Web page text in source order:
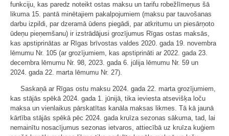
funkciju, kas paredz noteikt ostas maksu un tarifu robežlīmeņus šā
likuma 15. pantā minētajiem pakalpojumiem (maksu par tauvošanas
darbu izpildi, par dzeramā ūdens piegādi, par atkritumu un piesārņoto
ūdeņu pieņemšanu) ir izstrādājusi grozījumus Rīgas ostas maksās,
kas apstiprinātas ar Rīgas brīvostas valdes 2020. gada 19. novembra
lēmumu Nr. 105 (ar grozījumiem, kas apstiprināti ar 2022. gada 23.
decembra lēmumu Nr. 98, 2023. gada 6. jūlija lēmumu Nr. 59 un
2024. gada 22. marta lēmumu Nr. 27).
Saskaņā ar Rīgas ostu maksu 2024. gada 22. marta grozījumiem,
kas stājās spēkā 2024. gada 1. jūnijā, tika ieviesta atsevišķa loču
maksa un vienlaikus pārskatītas kanāla maksas likmes. Tā kā jaunā
kārtība stājās spēkā pēc 2024. gada kruīza sezonas sākuma, tad, lai
nemainītu nosacījumus sezonas ietvaros, attiecībā uz kruīza kuģiem